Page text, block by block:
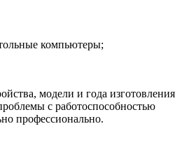
компьютеры;
модели и года изготовления
с работоспособностью
профессионально.